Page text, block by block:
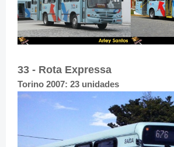
33 - Rota Expressa
Torino 2007: 23 unidades